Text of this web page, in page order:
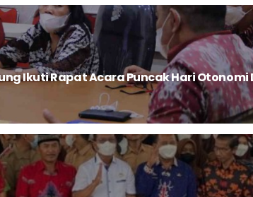
Ikuti Rapat Acara Puncak Hari Otonomi